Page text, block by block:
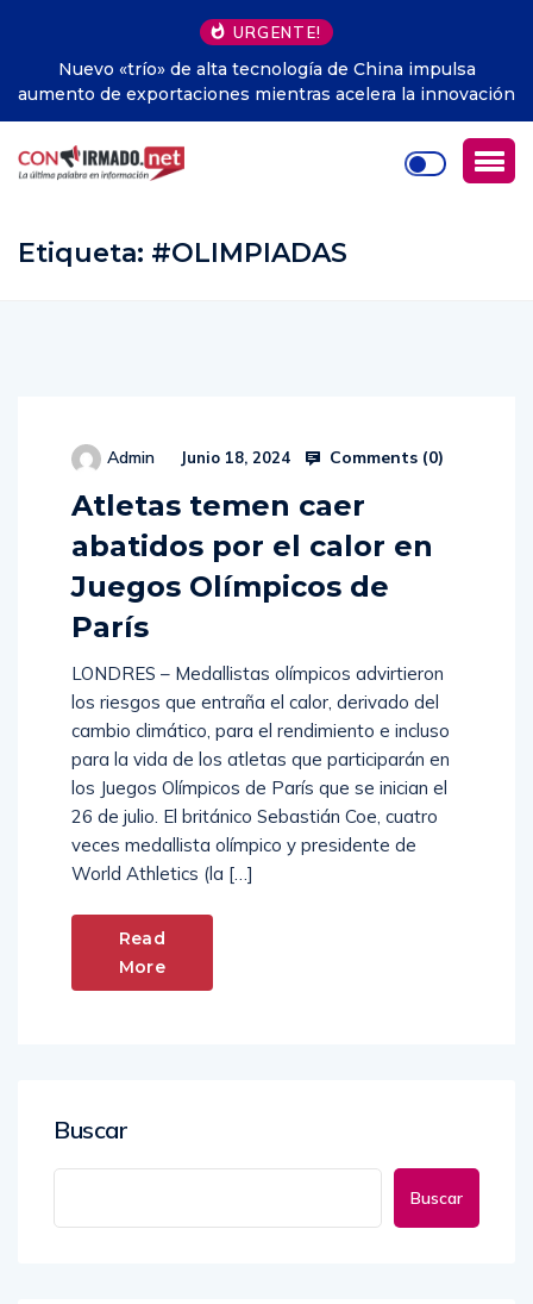
URGENTE!
innovación
La insólita receta de Corea del Norte para
calor: sopa de perro
Etiqueta: #OLIMPIADAS
Admin Junio 18, 2024 Comments (0)
Atletas temen caer
abatidos por el calor en
Juegos Olímpicos de
París
LONDRES – Medallistas olímpicos advirtieron
los riesgos que entraña el calor, derivado del
cambio climático, para el rendimiento e incluso
para la vida de los atletas que participarán en
los Juegos Olímpicos de París que se inician el
26 de julio. El británico Sebastián Coe, cuatro
veces medallista olímpico y presidente de
World Athletics (la […]
Read
More
Buscar
Buscar